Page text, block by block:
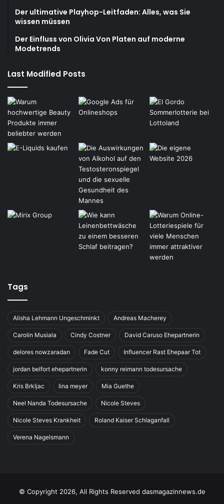
Der ultimative Playhop-Leitfaden: Alles, was Sie
wissen müssen
Der Einfluss von Olivia Von Platen auf moderne
Modetrends
Last Modified Posts
Tags
Alisha Lehmann Ungeschminkt Andreas Macherey
Carolin Musiala Cindy Costner David Caruso Ehepartnerin
delores nowzaradan Fade Cut Influencer Rast Ehepaar Tot
jordan belfort ehepartnerin konny reimann todesursache
Kris Brkljac lina meyer Mia Guethe
Neel Nanda Todesursache Nicole Steves
Nicole Steves Krankheit Roland Kaiser Schlaganfall
Verena Nagelsmann
© Copyright 2026, All Rights Reserved dasmagazinnews.de